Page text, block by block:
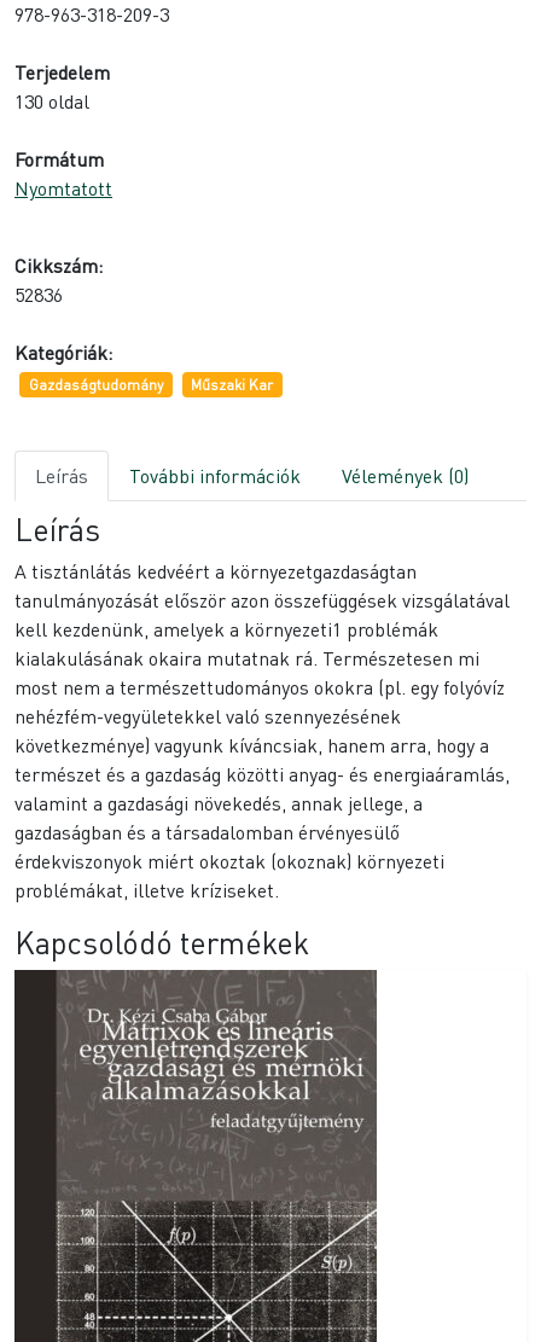
978-963-318-209-3
Terjedelem
130 oldal
Formátum
Nyomtatott
Cikkszám:
52836
Kategóriák:
Gazdaságtudomány Műszaki Kar
Leírás További információk Vélemények (0)
Leírás
A tisztánlátás kedvéért a környezetgazdaságtan
tanulmányozását először azon összefüggések vizsgálatával
kell kezdenünk, amelyek a környezeti1 problémák
kialakulásának okaira mutatnak rá. Természetesen mi
most nem a természettudományos okokra (pl. egy folyóvíz
nehézfém-vegyületekkel való szennyezésének
következménye) vagyunk kíváncsiak, hanem arra, hogy a
természet és a gazdaság közötti anyag- és energiaáramlás,
valamint a gazdasági növekedés, annak jellege, a
gazdaságban és a társadalomban érvényesülő
érdekviszonyok miért okoztak (okoznak) környezeti
problémákat, illetve kríziseket.
Kapcsolódó termékek